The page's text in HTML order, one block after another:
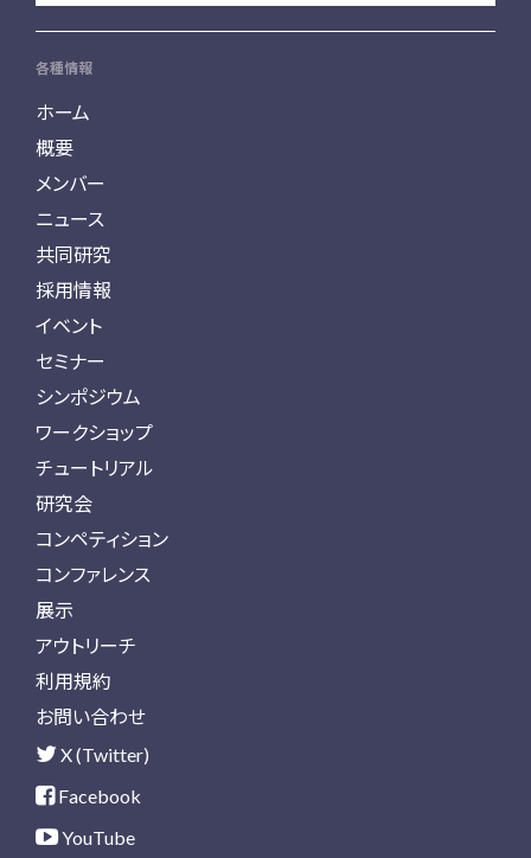
各種情報
ホーム
概要
メンバー
ニュース
共同研究
採用情報
イベント
セミナー
シンポジウム
ワークショップ
チュートリアル
研究会
コンペティション
コンファレンス
展示
アウトリーチ
利用規約
お問い合わせ
X (Twitter)
Facebook
YouTube